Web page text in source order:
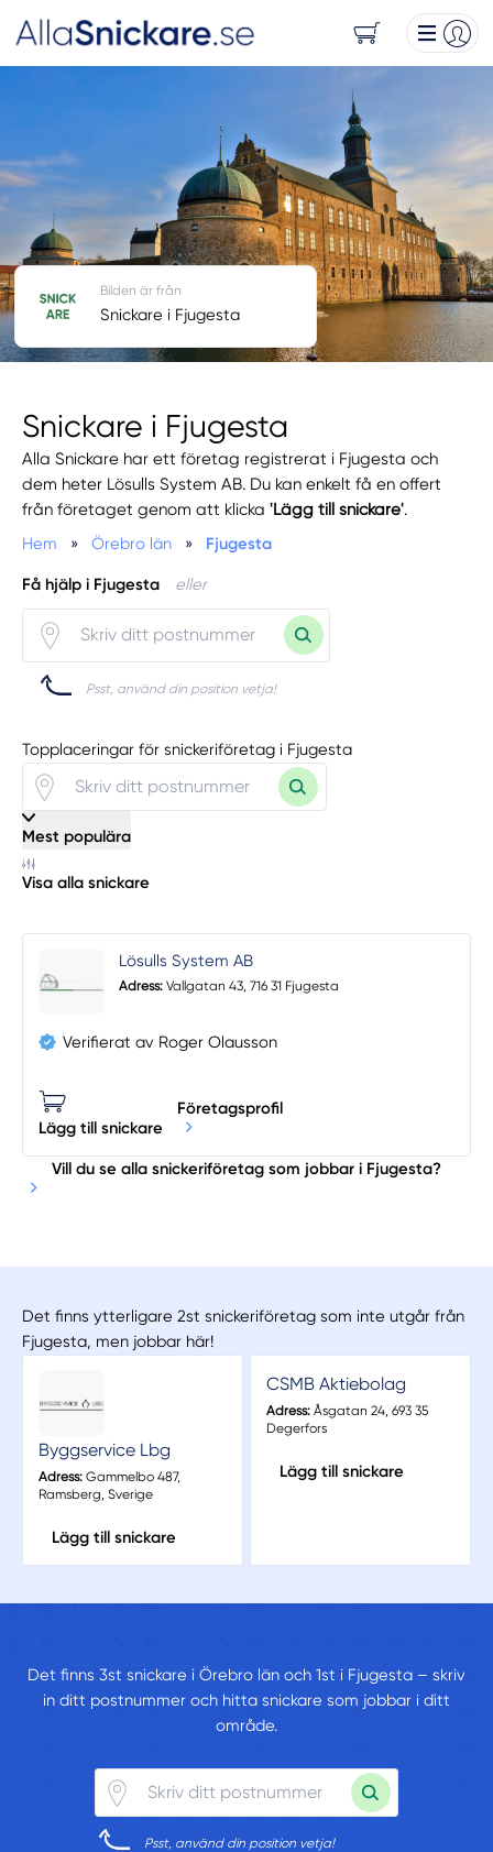
Snickare i Fjugesta
Alla Snickare har ett företag registrerat i Fjugesta och
dem heter Lösulls System AB. Du kan enkelt få en offert
från företaget genom att klicka'Lägg till snickare'.
Hem
» Örebro län » Fjugesta
Få hjälp i Fjugesta eller
Psst, använd din position vetja!
Bilden är från
Snickare i Fjugesta
Topplaceringar för snickeriföretag i Fjugesta
Mest populära
Visa alla snickare
Lösulls System AB
Adress: Vallgatan 43, 716 31 Fjugesta
Verifierat av Roger Olausson
Lägg till snickare
Företagsprofil
Vill du se alla snickeriföretag som jobbar i Fjugesta?
Det finns ytterligare 2st snickeriföretag som inte utgår från
Fjugesta, men jobbar här!
Byggservice Lbg
Adress:Gammelbo 487,
Ramsberg, Sverige
Lägg till snickare
CSMB Aktiebolag
Adress:Åsgatan 24, 693 35
Degerfors
Lägg till snickare
Det finns 3st snickare i Örebro län och 1st i Fjugesta – skriv
in ditt postnummer och hitta snickare som jobbar i ditt
område.
Psst, använd din position vetja!